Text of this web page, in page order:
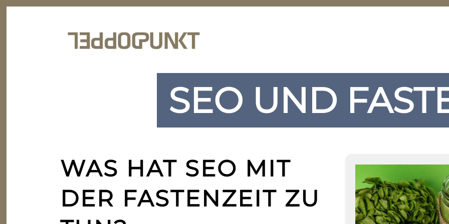
SEO UND
WAS HAT SEO MIT
DER FASTENZEIT ZU